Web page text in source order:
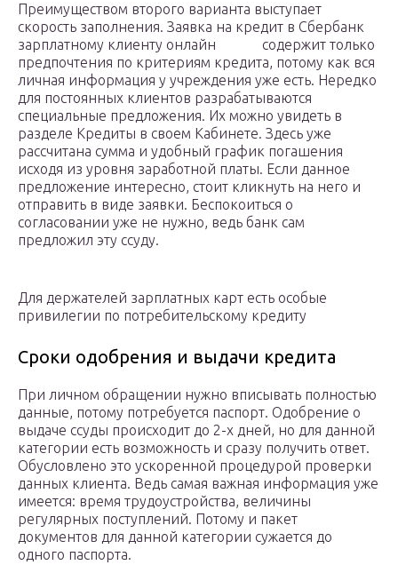
Преимуществом второго варианта выступает
скорость заполнения. Заявка на кредит в Сбербанк
зарплатному клиенту онлайн содержит только
предпочтения по критериям кредита, потому как вся
личная информация у учреждения уже есть. Нередко
для постоянных клиентов разрабатываются
специальные предложения. Их можно увидеть в
разделе Кредиты в своем Кабинете. Здесь уже
рассчитана сумма и удобный график погашения
исходя из уровня заработной платы. Если данное
предложение интересно, стоит кликнуть на него и
отправить в виде заявки. Беспокоиться о
согласовании уже не нужно, ведь банк сам
предложил эту ссуду.
Для держателей зарплатных карт есть особые
привилегии по потребительскому кредиту
Сроки одобрения и выдачи кредита
При личном обращении нужно вписывать полностью
данные, потому потребуется паспорт. Одобрение о
выдаче ссуды происходит до 2-х дней, но для данной
категории есть возможность и сразу получить ответ.
Обусловлено это ускоренной процедурой проверки
данных клиента. Ведь самая важная информация уже
имеется: время трудоустройства, величины
регулярных поступлений. Потому и пакет
документов для данной категории сужается до
одного паспорта.